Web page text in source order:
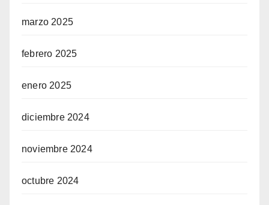
marzo 2025
febrero 2025
enero 2025
diciembre 2024
noviembre 2024
octubre 2024